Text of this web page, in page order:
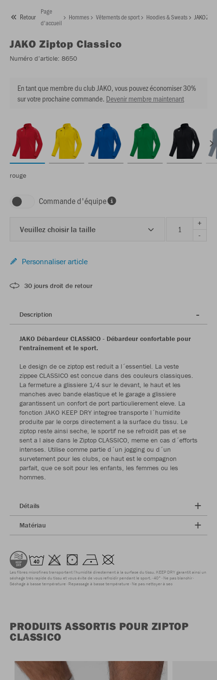
Retour
Page
d'accueil
Hommes Vêtements de sport Hoodies & Sweats JAKO
JAKO Ziptop Classico
Numéro d’article: 8650
En tant que membre du club JAKO, vous pouvez économiser 30%
sur votre prochaine commande. Devenir membre maintenant
rouge
Commande d'équipe
Veuillez choisir la taille
+
-
Personnaliser article
30 jours droit de retour
Description
JAKO Débardeur CLASSICO - Débardeur confortable pour
l'entraînement et le sport.
Le design de ce ziptop est reduit a l´essentiel. La veste
zippee CLASSICO est concue dans des couleurs classiques.
La fermeture a glissiere 1/4 sur le devant, le haut et les
manches avec bande elastique et le garage a glissiere
garantissent un confort de port particulierement eleve. La
fonction JAKO KEEP DRY integree transporte l´humidite
produite par le corps directement a la surface du tissu. Le
ziptop reste ainsi seche, le sportif ne se refroidit pas et se
sent a l aise dans le Ziptop CLASSICO, meme en cas d´efforts
intenses. Utilise comme partie d´un jogging ou d´un
survetement pour les clubs, ce haut est le compagnon
parfait, que ce soit pour les enfants, les femmes ou les
hommes.
Détails
Matériau
Les fibres microfines transportent l'humidité directement à la surface du tissu. KEEP DRY garantit ainsi un
séchage très rapide du tissu et vous évite de vous refroidir pendant le sport. 40° Ne pas blanchir
Séchage à basse température Repassage à basse température Ne pas nettoyer à sec
PRODUITS ASSORTIS POUR ZIPTOP
CLASSICO